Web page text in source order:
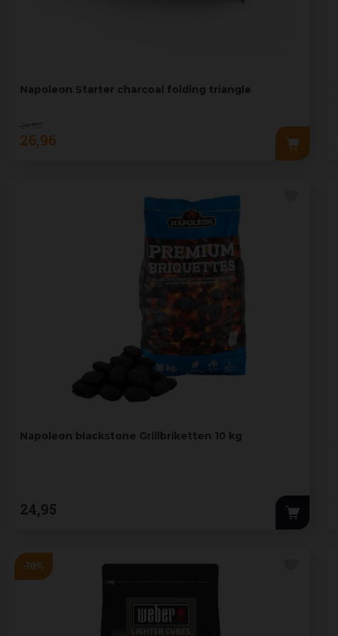
Napoleon Starter charcoal folding triangle
29 ,95
26,96
Napoleon blackstone Grillbriketten 10 kg
24,95